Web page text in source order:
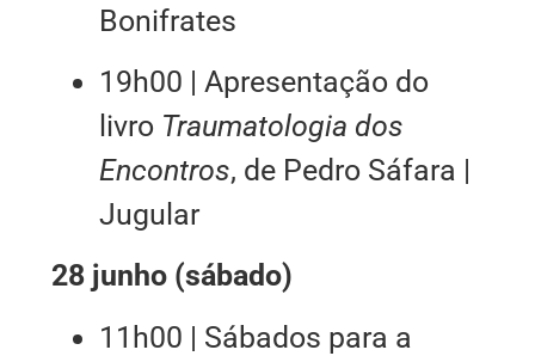
Bonifrates
19h00 | Apresentação do
livro Traumatologia dos
Encontros, de Pedro Sáfara |
Jugular
28 junho (sábado)
11h00 | Sábados para a